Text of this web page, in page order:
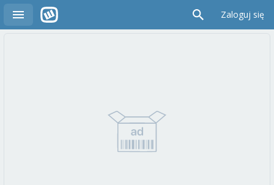
Zaloguj się